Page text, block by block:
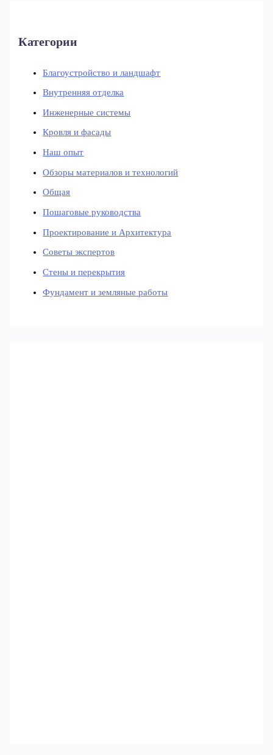
Категории
Благоустройство и ландшафт
Внутренняя отделка
Инженерные системы
Кровля и фасады
Наш опыт
Обзоры материалов и технологий
Общая
Пошаговые руководства
Проектирование и Архитектура
Советы экспертов
Стены и перекрытия
Фундамент и земляные работы